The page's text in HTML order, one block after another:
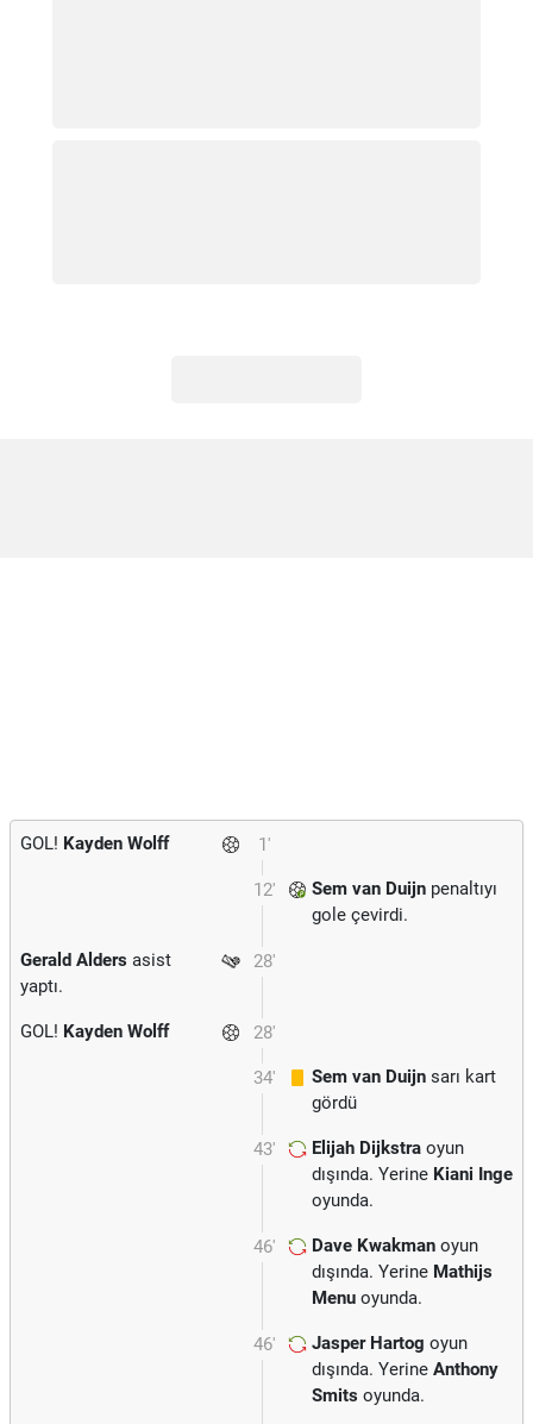
1'
GOL! Kayden Wolff
12' Sem van Duijn penaltıyı
gole çevirdi.
28'
Gerald Alders asist
yaptı.
28'
GOL! Kayden Wolff
34' Sem van Duijn sarı kart
gördü
43' Elijah Dijkstra oyun
dışında. Yerine Kiani Inge
oyunda.
46' Dave Kwakman oyun
dışında. Yerine Mathijs
Menu oyunda.
46' Jasper Hartog oyun
dışında. Yerine Anthony
Smits oyunda.